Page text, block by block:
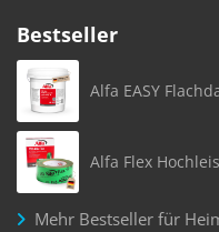
Bestseller
Alfa EASY
Alfa Flex
Mehr Bestseller für